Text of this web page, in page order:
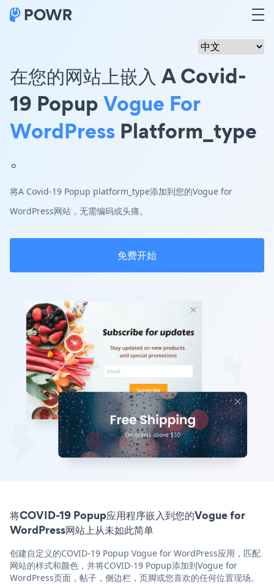
在您的网站上嵌入 A Covid-
19 PopupVogue For
WordPress Platform_type
。
将A Covid-19 Popup platform_type添加到您的Vogue for
WordPress网站，无需编码或头痛。
免费开始
将COVID-19 Popup应用程序嵌入到您的Vogue for
WordPress网站上从未如此简单
创建自定义的COVID-19 Popup Vogue for WordPress应用，匹配
网站的样式和颜色，并将COVID-19 Popup添加到Vogue for
WordPress页面，帖子，侧边栏，页脚或您喜欢的任何位置现场。